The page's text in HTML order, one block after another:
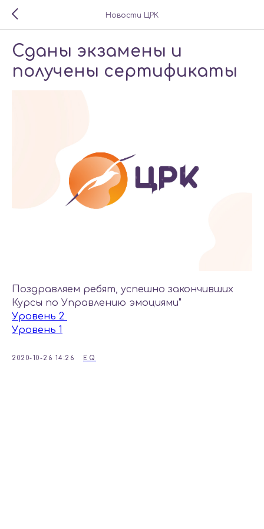
Новости ЦРК
Сданы экзамены и
получены сертификаты
Поздравляем ребят, успешно закончивших
Курсы по Управлению эмоциями"
Уровень 2
Уровень 1
2020-10-26 14:26 EQ